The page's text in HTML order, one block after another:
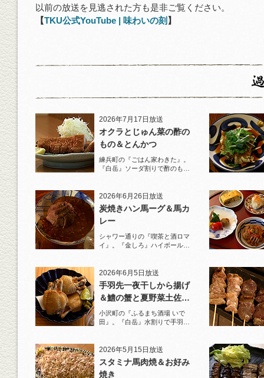
以前の放送を見逃された方も是非ご覧ください。
【TKU公式YouTube | 味わいの刻 】
2026年7月17日放送
オクラとじゅん菜の酢の
もの＆とんかつ
練兵町の『ごはん家わきた』。
『白岳』ソーダ割りで酢のもの
2026年6月26日放送
炭焼きハン馬ーグ＆馬カ
レー
シャワー通りの『喫茶と酒ロマ
イ』。『金しろ』ハイボールで
2026年6月5日放送
手羽先一夜干しから揚げ
＆鱧の蟹と夏野菜土佐酢
ジュレがけ
小沢町の『ふるまち酒場 いで
田』。『白岳』水割りで手羽先
2026年5月15日放送
スタミナ馬肉焼＆お好み
焼き